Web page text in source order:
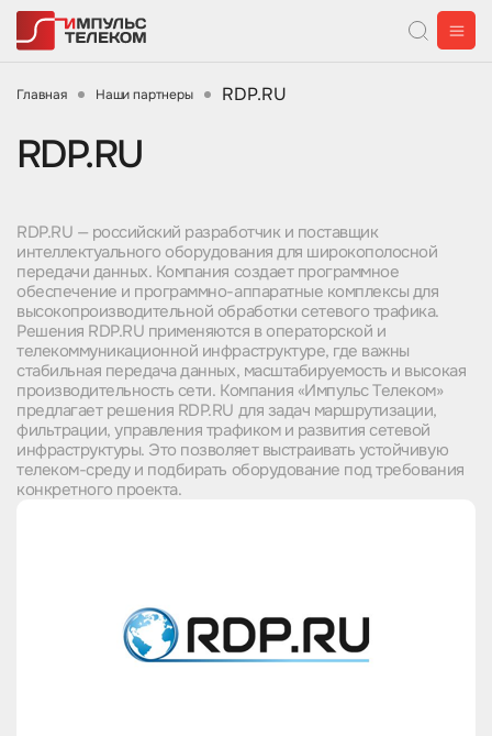
Главная Наши партнеры RDP.RU
RDP.RU
RDP.RU — российский разработчик и поставщик
интеллектуального оборудования для широкополосной
передачи данных. Компания создает программное
обеспечение и программно-аппаратные комплексы для
высокопроизводительной обработки сетевого трафика.
Решения RDP.RU применяются в операторской и
телекоммуникационной инфраструктуре, где важны
стабильная передача данных, масштабируемость и высокая
производительность сети. Компания «Импульс Телеком»
предлагает решения RDP.RU для задач маршрутизации,
фильтрации, управления трафиком и развития сетевой
инфраструктуры. Это позволяет выстраивать устойчивую
телеком-среду и подбирать оборудование под требования
конкретного проекта.